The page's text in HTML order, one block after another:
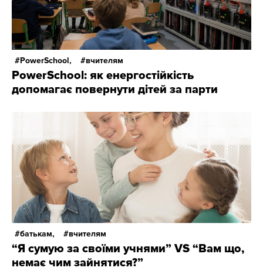
PowerSchool, вчителям
PowerSchool: як енергостійкість
допомагає повернути дітей за парти
батькам, вчителям
“Я сумую за своїми учнями” VS “Вам що,
немає чим зайнятися?”